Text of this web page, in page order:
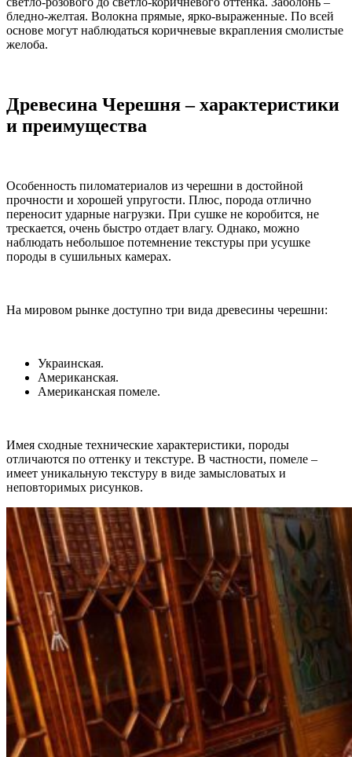
бледно-желтая. Волокна прямые, ярко-выраженные. По всей
основе могут наблюдаться коричневые вкрапления смолистые
желоба.
Древесина Черешня – характеристики
и преимущества
Особенность пиломатериалов из черешни в достойной
прочности и хорошей упругости. Плюс, порода отлично
переносит ударные нагрузки. При сушке не коробится, не
трескается, очень быстро отдает влагу. Однако, можно
наблюдать небольшое потемнение текстуры при усушке
породы в сушильных камерах.
На мировом рынке доступно три вида древесины черешни:
Украинская.
Американская.
Американская помеле.
Имея сходные технические характеристики, породы
отличаются по оттенку и текстуре. В частности, помеле –
имеет уникальную текстуру в виде замысловатых и
неповторимых рисунков.